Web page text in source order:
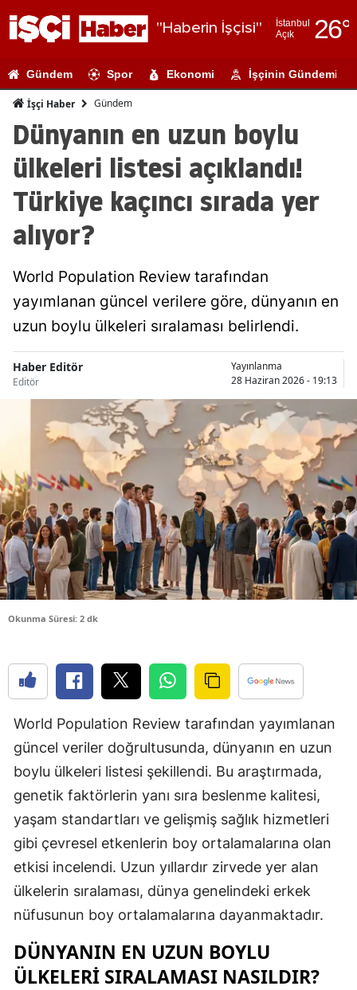
"Haberin İşçisi"
İstanbul
Açık
26°
Adıyaman
Ağrı
Amasya
Ankara
Aydın
Bilecik
Bitlis
Bolu
Burdur
Bursa
Çanakkale
Çankırı
Denizli
Diyarbakır
Edirne
Elazığ
Erzincan
Eskişehir
Gaziantep
Gündem Spor Ekonomi İşçinin Gündemi
İşçi Haber Gündem
Dünyanın en uzun boylu
ülkeleri listesi açıklandı!
Türkiye kaçıncı sırada yer
alıyor?
World Population Review tarafından
yayımlanan güncel verilere göre, dünyanın en
uzun boylu ülkeleri sıralaması belirlendi.
Haber Editör
Editör
Yayınlanma
28 Haziran 2026 - 19:13
Okunma Süresi: 2 dk
World Population Review tarafından yayımlanan
güncel veriler doğrultusunda, dünyanın en uzun
boylu ülkeleri listesi şekillendi. Bu araştırmada,
genetik faktörlerin yanı sıra beslenme kalitesi,
yaşam standartları ve gelişmiş sağlık hizmetleri
gibi çevresel etkenlerin boy ortalamalarına olan
etkisi incelendi. Uzun yıllardır zirvede yer alan
ülkelerin sıralaması, dünya genelindeki erkek
nüfusunun boy ortalamalarına dayanmaktadır.
DÜNYANIN EN UZUN BOYLU
ÜLKELERI SIRALAMASI NASILDIR?